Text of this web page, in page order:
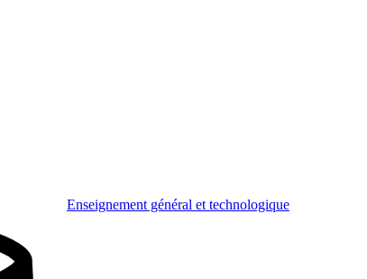
Enseignement général et technologique